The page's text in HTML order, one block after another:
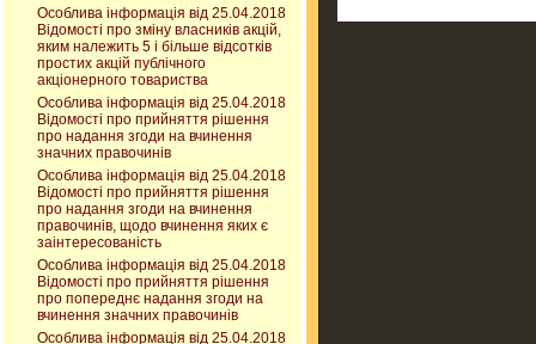
Особлива інформація від 25.04.2018
Відомості про зміну власників акцій,
яким належить 5 і більше відсотків
простих акцій публічного
акціонерного товариства
Особлива інформація від 25.04.2018
Відомості про прийняття рішення
про надання згоди на вчинення
значних правочинів
Особлива інформація від 25.04.2018
Відомості про прийняття рішення
про надання згоди на вчинення
правочинів, щодо вчинення яких є
заінтересованість
Особлива інформація від 25.04.2018
Відомості про прийняття рішення
про попереднє надання згоди на
вчинення значних правочинів
Особлива інформація від 25.04.2018